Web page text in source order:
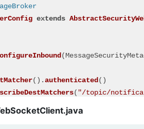
.authenticationManagerBean();
extends
(
().authenticated ()
( "/topic/
user/**", "/